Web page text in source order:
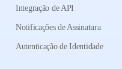
Integração de API
Notificações de Assinatura
Autenticação de Identidade